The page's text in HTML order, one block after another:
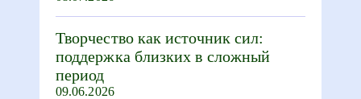
Творчество как источник сил:
поддержка близких в сложный
период
09.06.2026